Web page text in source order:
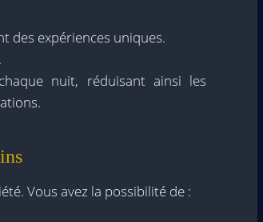
des expériences uniques.
nuit, réduisant ainsi les
Vous avez la possibilité de :